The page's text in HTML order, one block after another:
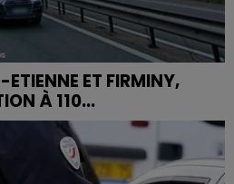
ET FIRMINY,
À 110...